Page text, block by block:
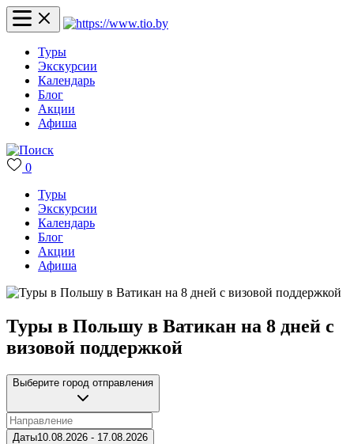
Туры
Экскурсии
Календарь
Блог
Акции
Афиша
0
Туры
Экскурсии
Календарь
Блог
Акции
Афиша
Туры в Польшу в Ватикан на 8 дней с
визовой поддержкой
Выберите город отправления
Даты10.08.2026 - 17.08.2026